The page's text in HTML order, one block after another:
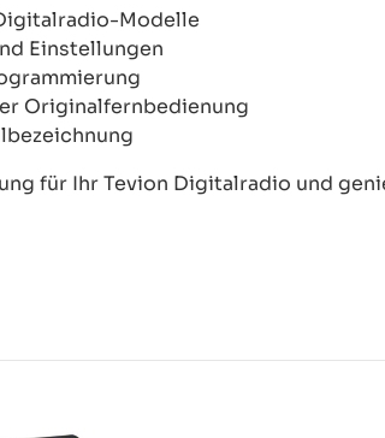
Modelle
Einstellungen
Originalfernbedienung
für Ihr Tevion Digitalradio und